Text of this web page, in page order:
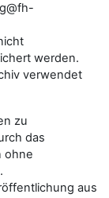
werden.
verwendet
zu
das
ohne
aus